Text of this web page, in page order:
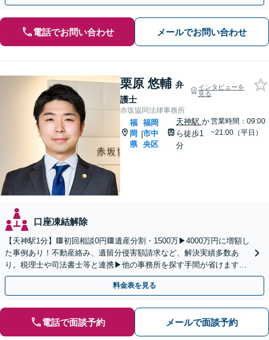
電話でお問い合わせ メールでお問い合わせ
栗原 悠輔 弁
護士
インタビューを
見る
赤坂協同法律事務所
福
岡
県
|
福岡
市中
央区
天神駅 か
ら徒歩1
分
営業時間：09:00
~21:00（平日）
口座凍結解除
【天神駅1分】🟥初回相談0円🟥遺産分割・1500万▶4000万円に増額し
た事例あり！不動産絡み、遺留分侵害額請求など、解決実績多数あ
り。税理士や司法書士等と連携▶他の事務所を探す手間が省けます！
不動産会社と連携し無料査定&財産調査も◎
料金表を見る
電話で面談予約 メールで面談予約